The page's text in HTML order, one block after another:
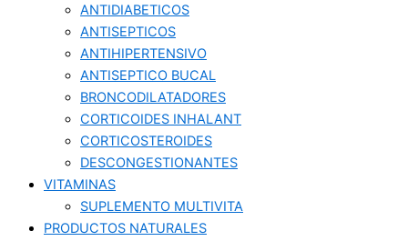
ANTIDIABETICOS
ANTISEPTICOS
ANTIHIPERTENSIVO
ANTISEPTICO BUCAL
BRONCODILATADORES
CORTICOIDES INHALANT
CORTICOSTEROIDES
DESCONGESTIONANTES
VITAMINAS
SUPLEMENTO MULTIVITA
PRODUCTOS NATURALES